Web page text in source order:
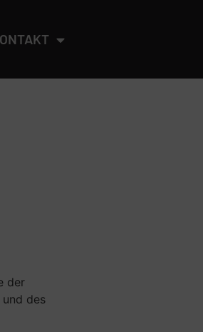
der
des